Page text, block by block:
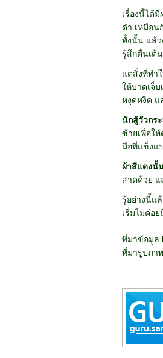
เรื่องนี้ได้
ดำ เหมือน
ทั้งนั้น แล้ว
รู้สึกตื่นเต้น
แต่สิ่งที่ทำ
ให้บาดเจ็
หงุดหงิด แ
นักสู้วัวกร
ซ้ายเพื่อใ
มือที่แข็งแ
ผ้าสีแดงนั้
สาดด้วย แ
รู้อย่างนี้แ
เริ่มไม่ค่อ
ที่มาข้อมูล
ที่มารูปภา